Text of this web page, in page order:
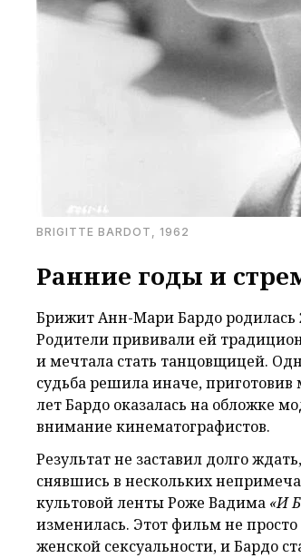
BRIGITTE BARDOT, 1962
Ранние годы и
Брижит Анн-Мари Бардо родилась
Родители прививали ей
и мечтала стать танцовщицей.
судьба решила иначе, приготовив
лет Бардо оказалась на обложке
внимание кинематографистов.
Результат не заставил долго
снявшись в нескольких
культовой ленты Роже Вадима «И
изменилась. Этот фильм не
женской сексуальности, и Бардо